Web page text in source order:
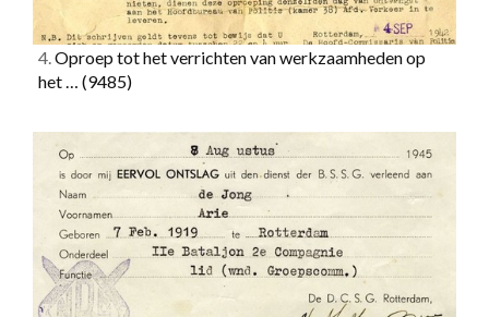
4.Oproep tot het verrichten van werkzaamheden op
het … (9485)